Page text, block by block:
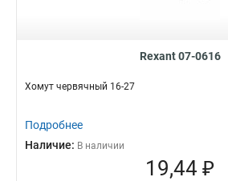
Rexant 07-0616
Хомут червячный 16-27
Подробнее
Наличие: В наличии
19,44 ₽